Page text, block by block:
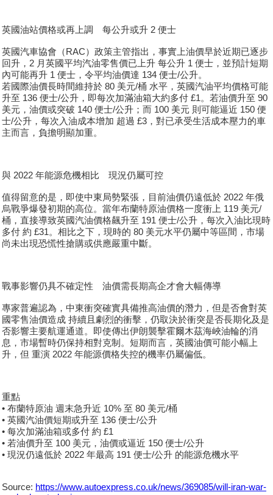
英國油站價格或再上調 每公升或升 2 便士
英國汽車協會（RAC）政策主管指出，事實上油價早於近期已逐步
回升，2 月英國平均汽油零售價已上升 每公升 1 便士，並預計短期
內可能再升 1 便士，令平均油價達 134 便士/公升。
若國際油價長時間維持於 80 美元/桶 水平，英國汽油平均價格可能
升至 136 便士/公升，即每次加滿油箱大約多付 £1。若油價升至 90
美元，油價或突破 140 便士/公升；而 100 美元 則可能逼近 150 便
士/公升，每次入油成本增加 超過 £3，對已承受生活成本壓力的車
主而言，負擔明顯加重。
與 2022 年能源危機相比 現況仍屬可控
值得留意的是，即使中東局勢緊張，目前油價仍遠低於 2022 年俄
烏戰爭爆發初期的高位。當年布蘭特原油價格一度衝上 119 美元/
桶，直接導致英國汽油價格飆升至 191 便士/公升，每次入油比現時
多付 約 £31。相比之下，現時的 80 美元水平仍屬中等區間，市場
尚未出現恐慌性搶購或供應嚴重中斷。
戰事影響仍具不確定性 油價需長期高企才會大幅傳導
專家普遍認為，中東衝突確實具備推高油價的潛力，但是否會對英
國零售油價造成 持續且劇烈的衝擊，仍取決於衝突是否長期化及是
否影響主要航運通道。即使傳出伊朗襲擊霍爾木茲海峽油輪的消
息，市場暫時仍保持相對克制。短期而言，英國油價可能小幅上
升，但 重演 2022 年能源價格失控的機率仍屬偏低。
重點
• 布蘭特原油 週末急升近 10% 至 80 美元/桶
• 英國汽油價短期或升至 136 便士/公升
• 每次加滿油箱或多付 約 £1
• 若油價升至 100 美元，油價或逼近 150 便士/公升
• 現況仍遠低於 2022 年最高 191 便士/公升 的能源危機水平
Source: https://www.autoexpress.co.uk/news/369085/will-iran-war-